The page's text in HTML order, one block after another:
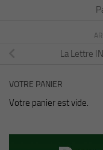
La Lettre
VOTRE PANIER
Votre panier est vide.